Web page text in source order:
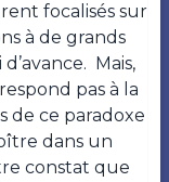
focalisés sur
à de grands
Mais,
pas à la
de ce paradoxe
dans un
constat que